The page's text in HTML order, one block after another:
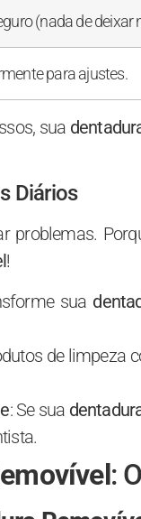
(nada de deixar
para ajustes.
sua
Diários
problemas.
!
sua
de limpeza
: Se sua
: